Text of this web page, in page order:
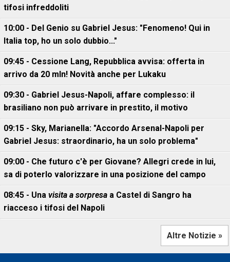
tifosi infreddoliti
10:00 - Del Genio su Gabriel Jesus: "Fenomeno! Qui in
Italia top, ho un solo dubbio..."
09:45 - Cessione Lang, Repubblica avvisa: offerta in
arrivo da 20 mln! Novità anche per Lukaku
09:30 - Gabriel Jesus-Napoli, affare complesso: il
brasiliano non può arrivare in prestito, il motivo
09:15 - Sky, Marianella: "Accordo Arsenal-Napoli per
Gabriel Jesus: straordinario, ha un solo problema"
09:00 - Che futuro c'è per Giovane? Allegri crede in lui,
sa di poterlo valorizzare in una posizione del campo
08:45 - Una visita a sorpresa a Castel di Sangro ha
riacceso i tifosi del Napoli
Altre Notizie »